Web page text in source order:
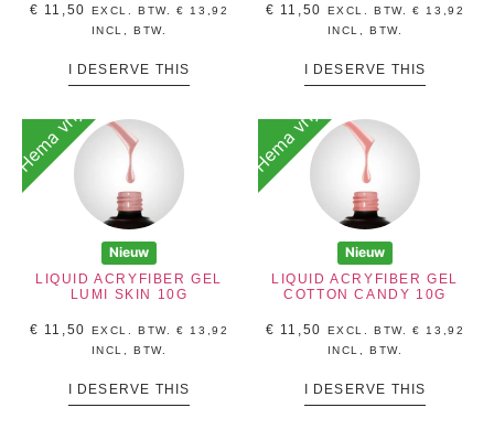
€ 11,50 EXCL. BTW.€
13,92
INCL, BTW.
I DESERVE THIS
€ 11,50 EXCL. BTW.€
13,92
INCL, BTW.
I DESERVE THIS
Hema vrij
Nieuw
LIQUID ACRYFIBER GEL
LUMI SKIN 10G
€ 11,50 EXCL. BTW.€
13,92
INCL, BTW.
I DESERVE THIS
Hema vrij
Nieuw
LIQUID ACRYFIBER GEL
COTTON CANDY 10G
€ 11,50 EXCL. BTW.€
13,92
INCL, BTW.
I DESERVE THIS